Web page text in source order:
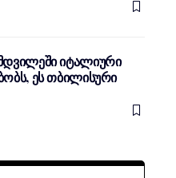
იტალიური
ეს თბილისური